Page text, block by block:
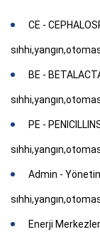
CE -
BE -
PE -
Admin -
Enerji